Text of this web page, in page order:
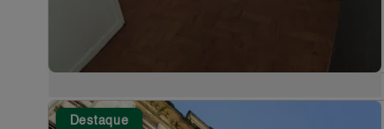
Destaque